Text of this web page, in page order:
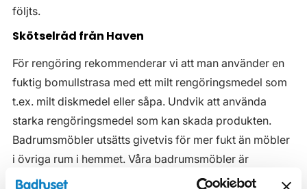
följts.
Skötselråd från Haven
För rengöring rekommenderar vi att man använder en
fuktig bomullstrasa med ett milt rengöringsmedel som
t.ex. milt diskmedel eller såpa. Undvik att använda
starka rengöringsmedel som kan skada produkten.
Badrumsmöbler utsätts givetvis för mer fukt än möbler
i övriga rum i hemmet. Våra badrumsmöbler är
anpassade för badrummet och gjorda i fukttåliga